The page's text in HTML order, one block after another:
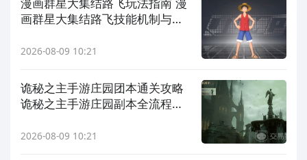
画群星大集结路飞技能机制与实
2026-08-09 10:21
诡秘之主手游庄园团本通关攻略
诡秘之主手游庄园副本全流程打
2026-08-09 10:21